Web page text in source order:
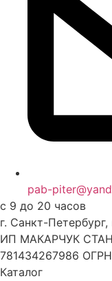
pab-
с 9 до 20 часов
г. Санкт-
ИП МАКАРЧУК
781434267986
Каталог